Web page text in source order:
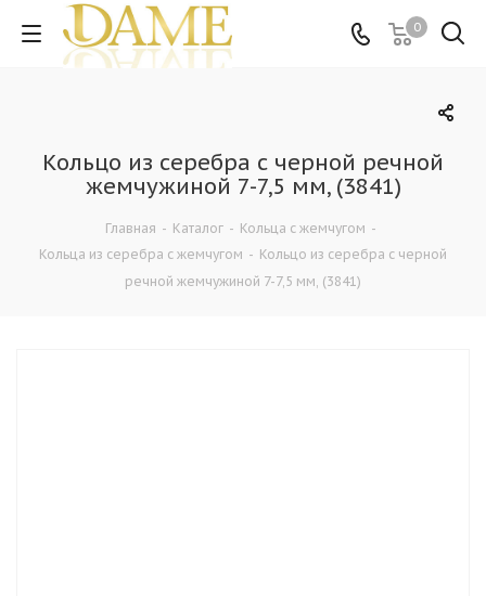
0
Кольцо из серебра с черной речной
жемчужиной 7-7,5 мм, (3841)
Главная - Каталог - Кольца c жемчугом -
Кольца из серебра c жемчугом - Кольцо из серебра с черной
речной жемчужиной 7-7,5 мм, (3841)